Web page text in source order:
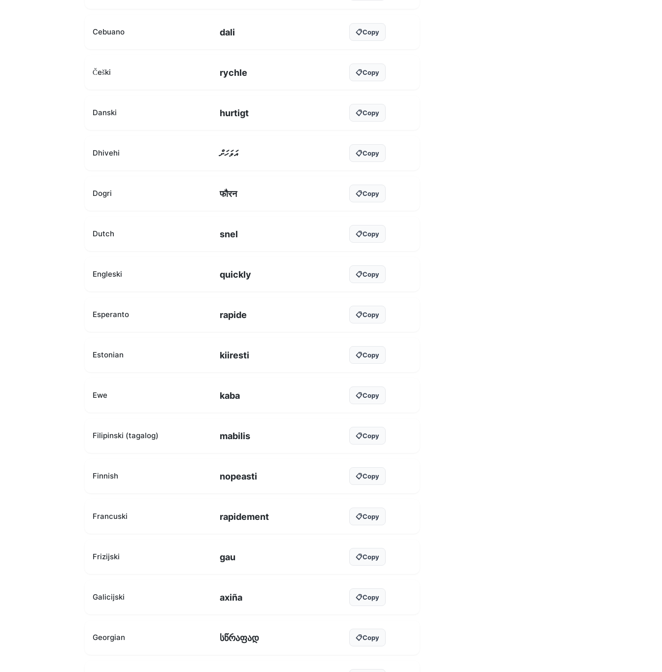
Cebuano dali 📋Copy
Češki rychle 📋Copy
Danski hurtigt 📋Copy
Dhivehi އަވަހަށް 📋Copy
Dogri फौरन 📋Copy
Dutch snel 📋Copy
Engleski quickly 📋Copy
Esperanto rapide 📋Copy
Estonian kiiresti 📋Copy
Ewe kaba 📋Copy
Filipinski (tagalog) mabilis 📋Copy
Finnish nopeasti 📋Copy
Francuski rapidement 📋Copy
Frizijski gau 📋Copy
Galicijski axiña 📋Copy
Georgian სწრაფად 📋Copy